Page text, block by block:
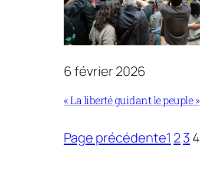
6 février 2026
« La liberté guidant le peuple »
Page précédente1 23 4